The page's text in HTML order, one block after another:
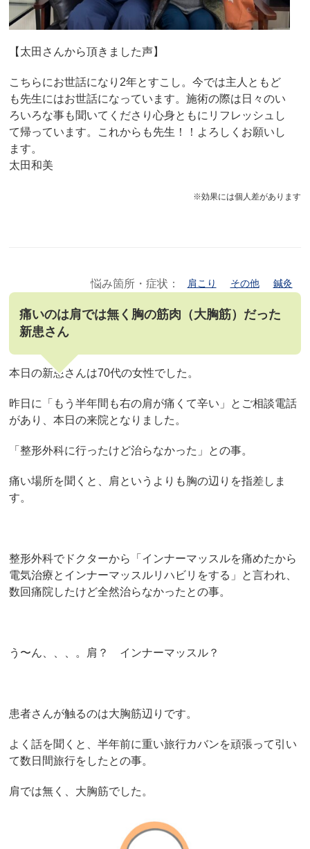
【太田さんから頂きました声】
こちらにお世話になり2年とすこし。今では主人ともど
も先生にはお世話になっています。施術の際は日々のい
ろいろな事も聞いてくださり心身ともにリフレッシュし
て帰っています。これからも先生！！よろしくお願いし
ます。
太田和美
※効果には個人差があります
悩み箇所・症状： 肩こり その他 鍼灸
痛いのは肩では無く胸の筋肉（大胸筋）だった
新患さん
本日の新患さんは70代の女性でした。
昨日に「もう半年間も右の肩が痛くて辛い」とご相談電話
があり、本日の来院となりました。
「整形外科に行ったけど治らなかった」との事。
痛い場所を聞くと、肩というよりも胸の辺りを指差しま
す。
整形外科でドクターから「インナーマッスルを痛めたから
電気治療とインナーマッスルリハビリをする」と言われ、
数回痛院したけど全然治らなかったとの事。
う〜ん、、、。肩？ インナーマッスル？
患者さんが触るのは大胸筋辺りです。
よく話を聞くと、半年前に重い旅行カバンを頑張って引い
て数日間旅行をしたとの事。
肩では無く、大胸筋でした。